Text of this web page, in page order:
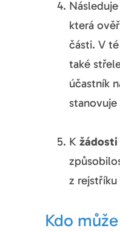
která
části. V
také
účastník
K žádosti
z
Kdo